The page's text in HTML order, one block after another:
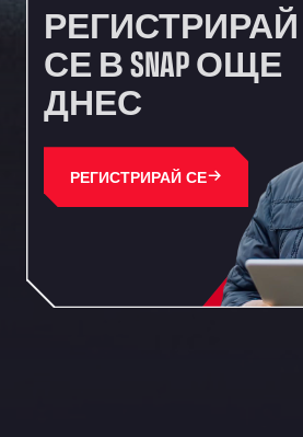
РЕГИСТРИРАЙ
СЕ В SNAP ОЩЕ
ДНЕС
РЕГИСТРИРАЙ СЕ